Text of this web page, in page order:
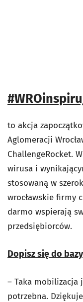
to akcja
Aglomeracji
ChallengeRocket.
wirusa i
stosowaną w
wrocławskie firmy
darmo wspierają
przedsiębiorców.
Dopisz się do
– Taka mobilizacja
potrzebna.